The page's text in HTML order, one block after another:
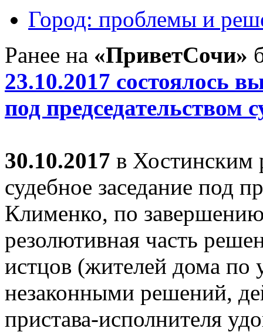
Город: проблемы и
Ранее на «ПриветСочи»
23.10.2017 состоялось
под председательством
30.10.2017 в Хостинским
судебное заседание под
Клименко, по
резолютивная часть
истцов (жителей дома по
незаконными решений,
пристава-исполнителя